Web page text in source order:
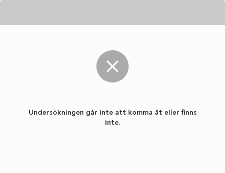
Undersökningen går inte att komma åt eller finns
inte.